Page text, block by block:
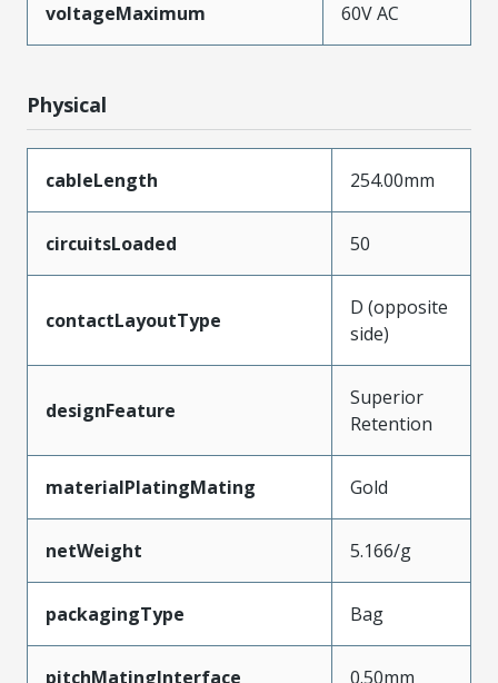
voltageMaximum 60V AC
Physical
cableLength 254.00mm
circuitsLoaded 50
contactLayoutType
D (opposite
side)
designFeature
Superior
Retention
materialPlatingMating Gold
netWeight 5.166/g
packagingType Bag
pitchMatingInterface 0.50mm